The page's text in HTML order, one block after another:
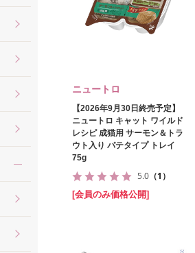
ニュートロ
【2026年9月30日終売予定】
ニュートロ キャット ワイルド
レシピ 成猫用 サーモン＆トラ
ウト入り パテタイプ トレイ
75g
5.0 （1）
[会員のみ価格公開]